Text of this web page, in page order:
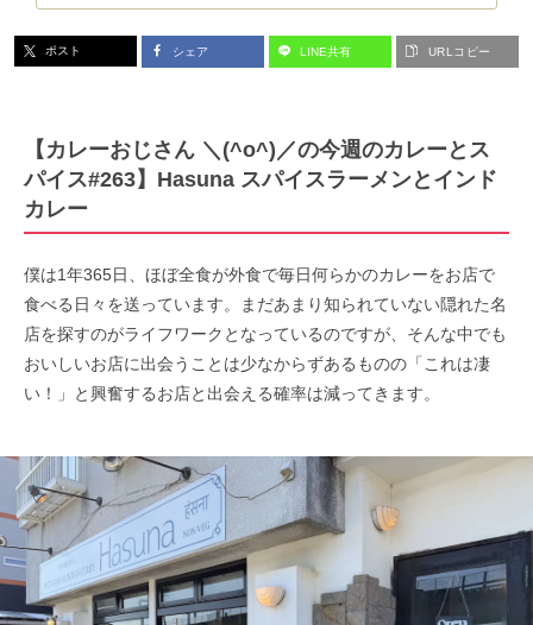
ポスト シェア LINE共有 URLコピー
【カレーおじさん ＼(^o^)／の今週のカレーとス
パイス#263】Hasuna スパイスラーメンとインド
カレー
僕は1年365日、ほぼ全食が外食で毎日何らかのカレーをお店で
食べる日々を送っています。まだあまり知られていない隠れた名
店を探すのがライフワークとなっているのですが、そんな中でも
おいしいお店に出会うことは少なからずあるものの「これは凄
い！」と興奮するお店と出会える確率は減ってきます。